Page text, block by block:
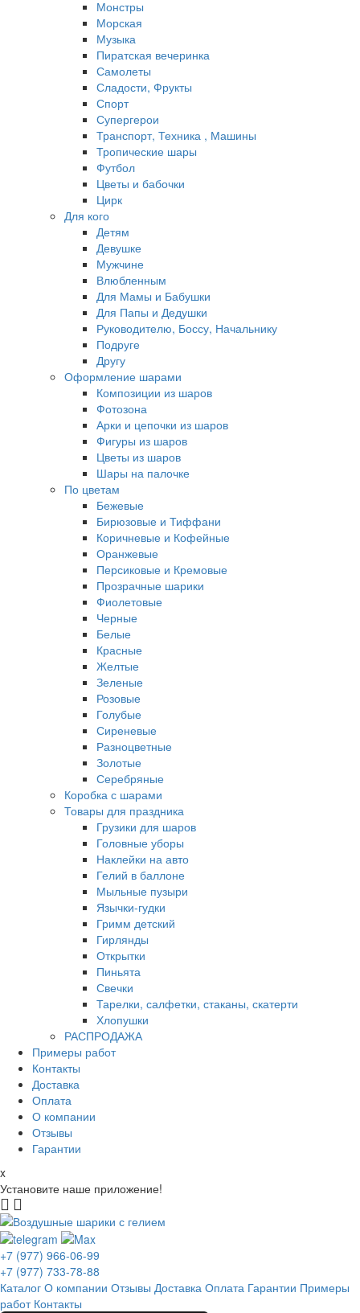
Монстры
Морская
Музыка
Пиратская вечеринка
Самолеты
Сладости, Фрукты
Спорт
Супергерои
Транспорт, Техника , Машины
Тропические шары
Футбол
Цветы и бабочки
Цирк
Для кого
Детям
Девушке
Мужчине
Влюбленным
Для Мамы и Бабушки
Для Папы и Дедушки
Руководителю, Боссу, Начальнику
Подруге
Другу
Оформление шарами
Композиции из шаров
Фотозона
Арки и цепочки из шаров
Фигуры из шаров
Цветы из шаров
Шары на палочке
По цветам
Бежевые
Бирюзовые и Тиффани
Коричневые и Кофейные
Оранжевые
Персиковые и Кремовые
Прозрачные шарики
Фиолетовые
Черные
Белые
Красные
Желтые
Зеленые
Розовые
Голубые
Сиреневые
Разноцветные
Золотые
Серебряные
Коробка с шарами
Товары для праздника
Грузики для шаров
Головные уборы
Наклейки на авто
Гелий в баллоне
Мыльные пузыри
Язычки-гудки
Гримм детский
Гирлянды
Открытки
Пиньята
Свечки
Тарелки, салфетки, стаканы, скатерти
Хлопушки
РАСПРОДАЖА
Примеры работ
Контакты
Доставка
Оплата
О компании
Отзывы
Гарантии
x
Установите наше приложение!
+7 (977) 966-06-99
+7 (977) 733-78-88
Каталог О компании Отзывы Доставка Оплата Гарантии Примеры
работ Контакты